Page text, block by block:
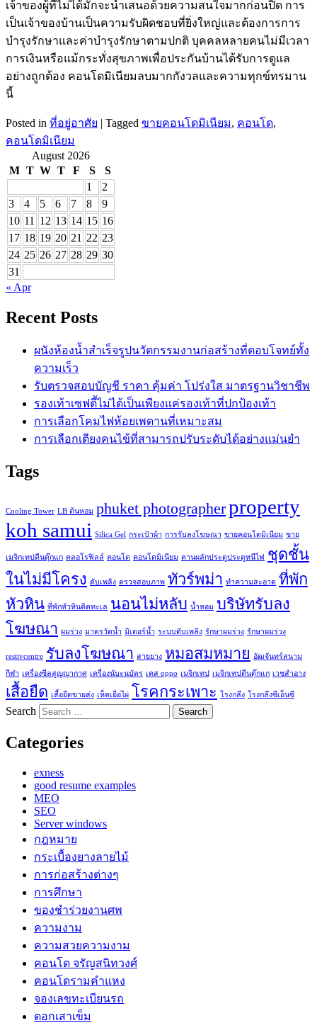
เจ้าของผู้ที่ไม่ได้มักจะนำเสนอด้วยความสนใจมากก่อนปิด การ
เป็นเจ้าของบ้านเป็นความรับผิดชอบที่ยิ่งใหญ่และต้องการการ
บำรุงรักษาและค่าบำรุงรักษาตามปกติ บุคคลหลายคนไม่มีเวลา
การเงินหรือแม้กระทั่งสุขภาพเพื่อประกันบ้านได้รับการดูแล
อย่างถูกต้อง คอนโดมิเนียมลบมากกังวลและความทุกข์ทรมาน
นี้
Posted in ที่อยู่อาศัย Tagged ขายคอนโดมิเนียม, คอนโด,
คอนโดมิเนียม
August 2026
M T W T F S
S
1
2
3
4 5 6 7 8
9
10 11 12 13 14 15 16
17 18 19 20 21 22 23
24 25 26 27 28 29 30
31
« Apr
Recent Posts
ผนังห้องน้ำสำเร็จรูปนวัตกรรมงานก่อสร้างที่ตอบโจทย์ทั้ง
ความเร็ว
รับตรวจสอบบัญชี ราคา คุ้มค่า โปร่งใส มาตรฐานวิชาชีพ
รองเท้าเซฟตี้ไม่ได้เป็นเพียงแค่รองเท้าที่ปกป้องเท้า
การเลือกโคมไฟห้อยเพดานที่เหมาะสม
การเลือกเตียงคนไข้ที่สามารถปรับระดับได้อย่างแม่นยำ
Tags
Cooling Tower LB ต้นหอม phuket photographerproperty
koh samui Silica Gel กระเป๋าผ้า การรับลงโฆษณา ขายคอนโดมิเนียม ขาย
เมจิกเทปตีนตุ๊กแก คลอโรฟิลล์ คอนโด คอนโดมิเนียม คานผลักประตูประตูหนีไฟ
ชุดชั้น
ในไม่มีโครง ดับเพลิง ตรวจสอบภาพ ทัวร์พม่า ทำความสะอาด ที่พัก
หัวหิน ที่พักหัวหินติดทะเล นอนไม่หลับ น้ำหอม บริษัทรับลง
โฆษณา ผมร่วง มาตรวัดน้ำ มิเตอร์น้ำ ระบบดับเพลิง รักษาผมร่วง รักษาผมร่วง
restivcentre รับลงโฆษณา สายยาง หมอสมหมาย อัฒจันทร์สนาม
กีฬา เครื่องซีลสูญญากาศ เครื่องนับะนบัตร เคส oppo เมจิกเทป เมจิกเทปตีนตุ๊กแก เวชสำอาง
เสื้อยืด เสื้อยืดขายส่ง เห็ดเยื่อไผ่ โรคกระเพาะ โรงกลึง โรงกลึงซีเอ็นซี
Search
Categories
exness
good resume examples
MEO
SEO
Server windows
กฎหมาย
กระเบื้องยางลายไม้
การก่อสร้างต่างๆ
การศึกษา
ของชำร่วยงานศพ
ความงาม
ความสวยความงาม
คอนโด จรัญสนิทวงศ์
คอนโดรามคำแหง
จองเลขทะเบียนรถ
ตอกเสาเข็ม